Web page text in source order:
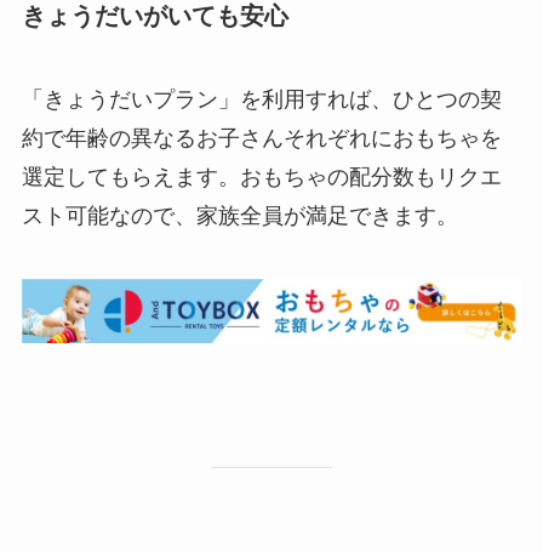
きょうだいがいても安心
「きょうだいプラン」を利用すれば、ひとつの契
約で年齢の異なるお子さんそれぞれにおもちゃを
選定してもらえます。おもちゃの配分数もリクエ
スト可能なので、家族全員が満足できます。